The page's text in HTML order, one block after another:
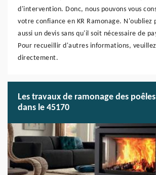
d'intervention. Donc, nous pouvons vous
votre confiance en KR Ramonage. N'oubliez
aussi un devis sans qu'il soit nécessaire de
Pour recueillir d'autres informations,
directement.
Les travaux de ramonage des
dans le 45170